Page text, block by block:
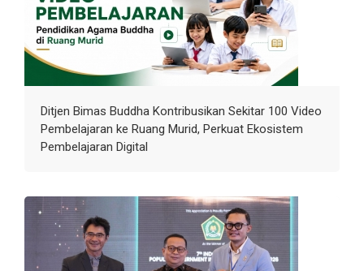
Ditjen Bimas Buddha Kontribusikan Sekitar 100 Video
Pembelajaran ke Ruang Murid, Perkuat Ekosistem
Pembelajaran Digital